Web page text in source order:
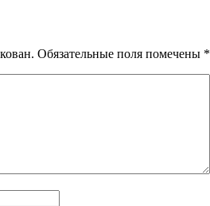
Обязательные поля помечены *